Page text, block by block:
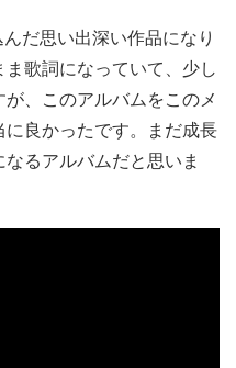
だ思い出深い作品になり
歌詞になっていて、少し
、このアルバムをこのメ
良かったです。まだ成長
るアルバムだと思いま